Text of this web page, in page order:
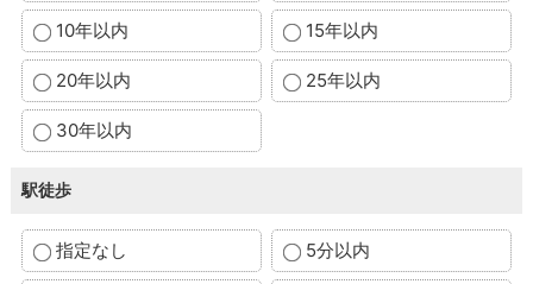
10年以内 15年以内
20年以内 25年以内
30年以内
駅徒歩
指定なし 5分以内